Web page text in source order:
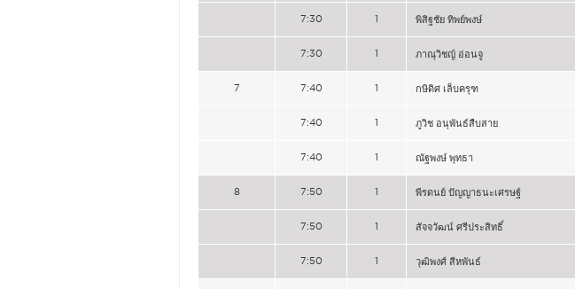
7:30 1 พิสิฐชัย ทิพย์พงษ์
7:30 1 ภาณุวิชญ์ อ่อนจู
7 7:40 1 กษิดิศ เล็บครุฑ
7:40 1 ภูวิช อนุพันธ์สืบสาย
7:40 1 ณัฐพงษ์ พุทธา
8 7:50 1 พีรดนย์ ปัญญาธนะเศรษฐ์
7:50 1 สัจจวัฒน์ ศรีประสิทธิ์
7:50 1 วุฒิพงศ์ สีหพันธ์